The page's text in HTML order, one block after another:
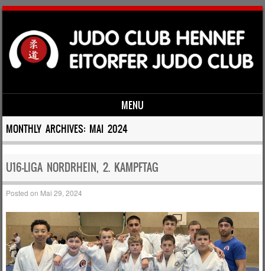
MENU
Skip to content
MONTHLY ARCHIVES: MAI 2024
U16-LIGA NORDRHEIN, 2. KAMPFTAG
Posted on Mai 29, 2024